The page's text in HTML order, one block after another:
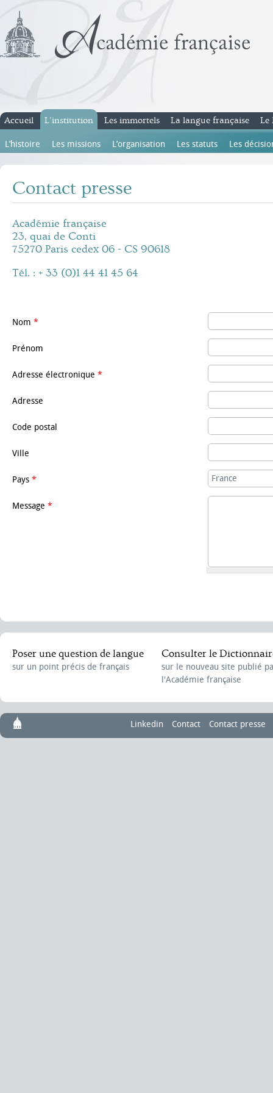
Accueil L’institution
L’histoire Les missions L’organisation Les statuts Les
Les immortels La langue française Le
Contact presse
Académie française
23, quai de Conti
75270 Paris cedex 06 - CS 90618
Tél. : + 33 (0)1 44 41 45 64
Nom *
Prénom
Adresse électronique *
Adresse
Code postal
Ville
Pays *
Message *
Poser une question de langue
sur un point précis de français
Consulter le
sur le nouveau site publié
l'Académie française
Linkedin Contact Contact presse